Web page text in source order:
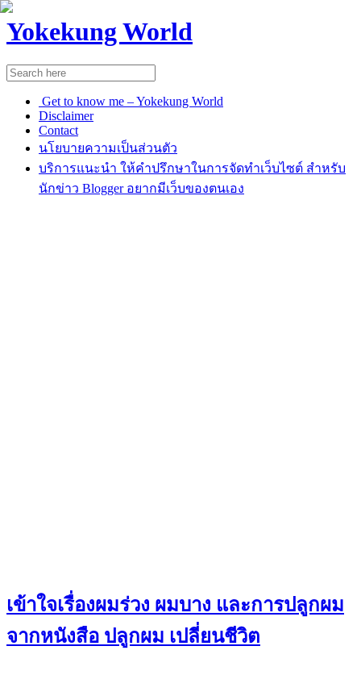
Yokekung World
Get to know me – Yokekung World
Disclaimer
Contact
นโยบายความเป็นส่วนตัว
บริการแนะนำ ให้คำปรึกษาในการจัดทำเว็บไซต์ สำหรับ
นักข่าว Blogger อยากมีเว็บของตนเอง
เข้าใจเรื่องผมร่วง ผมบาง และการปลูกผม
จากหนังสือ ปลูกผม เปลี่ยนชีวิต